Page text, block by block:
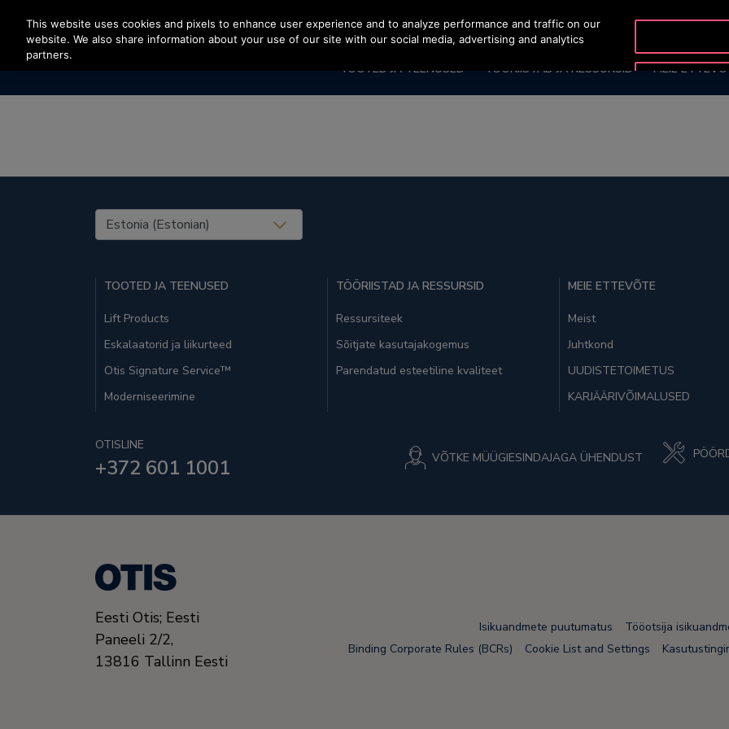
Vajutage sisestusklahvi, et liikuda edasi põhisisu juurde
TOOTED JA TEENUSED TÖÖRIISTAD JA RESSURSID MEIE
United States (EN)
TOOTED JA TEENUSED
Lift Products
Eskalaatorid ja liikurteed
Otis Signature Service™
Moderniseerimine
TÖÖRIISTAD JA RESSURSID
Ressursiteek
Sõitjate kasutajakogemus
Parendatud esteetiline kvaliteet
MEIE ETTEVÕTE
Meist
Juhtkond
UUDISTETOIMETUS
KARJÄÄRIVÕIMALUSED
OTISLINE
+372 601 1001 VÕTKE MÜÜGIESINDAJAGA ÜHENDUST
Eesti Otis; Eesti
Paneeli 2/2,
13816 Tallinn Eesti
Isikuandmete puutumatus Tööotsija
Binding Corporate Rules (BCRs)
Cookie List and Settings
This website uses cookies and pixels to enhance user experience and to analyze performance and traffic on our
website. We also share information about your use of our site with our social media, advertising and analytics
partners.